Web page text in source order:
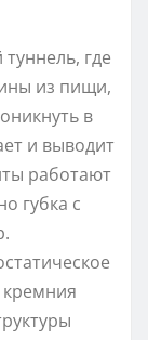
где
из пищи,
в
и выводит
работают
губка с
кремния